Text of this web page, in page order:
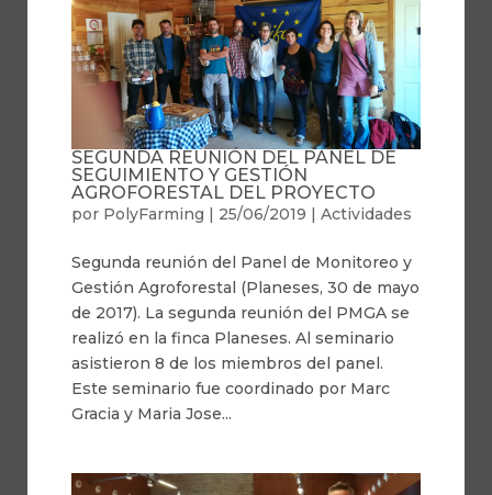
SEGUNDA REUNIÓN DEL PANEL DE
SEGUIMIENTO Y GESTIÓN
AGROFORESTAL DEL PROYECTO
por PolyFarming 25/06/2019 Actividades
Segunda reunión del Panel de Monitoreo y
Gestión Agroforestal (Planeses, 30 de mayo
de 2017). La segunda reunión del PMGA se
realizó en la finca Planeses. Al seminario
asistieron 8 de los miembros del panel.
Este seminario fue coordinado por Marc
Gracia y Maria Jose...